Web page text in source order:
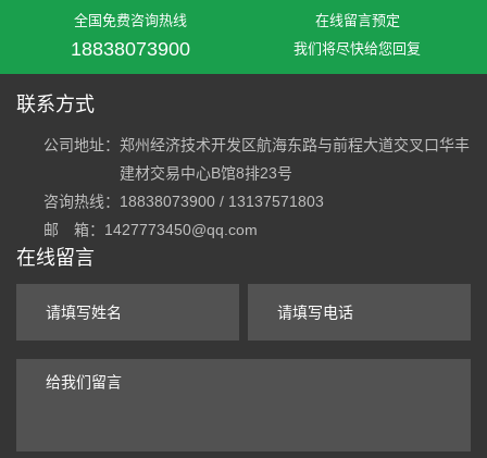
全国免费咨询热线
18838073900
在线留言预定
我们将尽快给您回复
联系方式
公司地址： 郑州经济技术开发区航海东路与前程大道交叉口华丰
建材交易中心B馆8排23号
咨询热线：18838073900 / 13137571803
邮 箱：1427773450@qq.com
在线留言